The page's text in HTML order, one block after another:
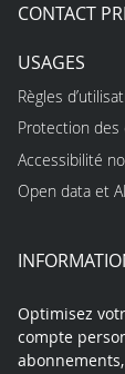
CONTACT
USAGES
Règles
Protection des
Accessibilité
Open data et
Optimisez
compte